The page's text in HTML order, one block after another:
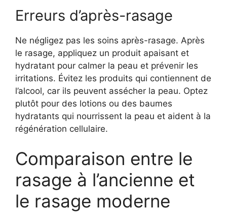
Erreurs d’après-rasage
Ne négligez pas les soins après-rasage. Après
le rasage, appliquez un produit apaisant et
hydratant pour calmer la peau et prévenir les
irritations. Évitez les produits qui contiennent de
l’alcool, car ils peuvent assécher la peau. Optez
plutôt pour des lotions ou des baumes
hydratants qui nourrissent la peau et aident à la
régénération cellulaire.
Comparaison entre le
rasage à l’ancienne et
le rasage moderne